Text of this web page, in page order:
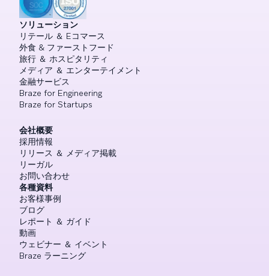
ソリューション
リテール ＆ Eコマース
外食 & ファーストフード
旅行 ＆ ホスピタリティ
メディア ＆ エンターテイメント
金融サービス
Braze for Engineering
Braze for Startups
会社概要
採用情報
リリース ＆ メディア掲載
リーガル
お問い合わせ
各種資料
お客様事例
ブログ
レポート ＆ ガイド
動画
ウェビナー ＆ イベント
Braze ラーニング